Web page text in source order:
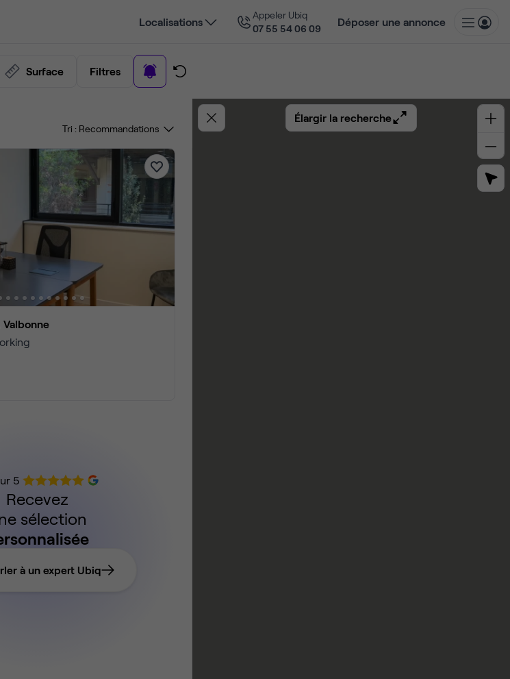
Localisations
Appeler Ubiq
07 55 54 06 09
Déposer une annonce
Surface Filtres
Tri :
Valbonne
5
Recevez
sélection
à un expert Ubiq
Élargir la recherche